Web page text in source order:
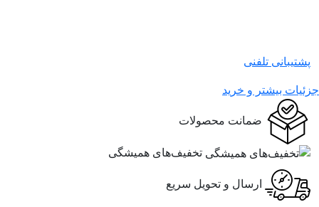
پشتیبانی تلفنی
جزئیات بیشتر و خرید
ضمانت محصولات
تخفیف‌های همیشگی
ارسال و تحویل سریع